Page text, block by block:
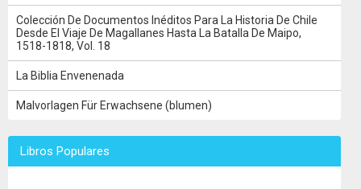
Colección De Documentos Inéditos Para La Historia De Chile
Desde El Viaje De Magallanes Hasta La Batalla De Maipo,
1518-1818, Vol. 18
La Biblia Envenenada
Malvorlagen Für Erwachsene (blumen)
Libros Populares